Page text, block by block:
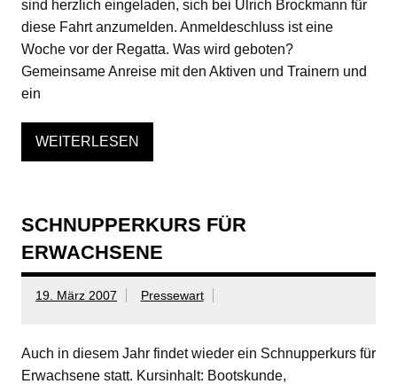
sind herzlich eingeladen, sich bei Ulrich Brockmann für
diese Fahrt anzumelden. Anmeldeschluss ist eine
Woche vor der Regatta. Was wird geboten?
Gemeinsame Anreise mit den Aktiven und Trainern und
ein
WEITERLESEN
SCHNUPPERKURS FÜR
ERWACHSENE
19. März 2007 Pressewart
Auch in diesem Jahr findet wieder ein Schnupperkurs für
Erwachsene statt. Kursinhalt: Bootskunde,